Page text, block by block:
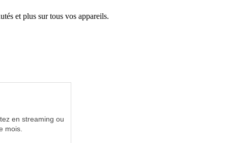
et plus sur tous vos appareils.
en streaming ou
mois.